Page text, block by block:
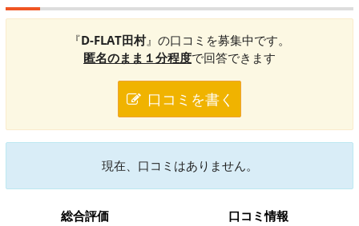
『D-FLAT田村』の口コミを募集中です。
匿名のまま１分程度で回答できます
口コミを書く
現在、口コミはありません。
総合評価 口コミ情報